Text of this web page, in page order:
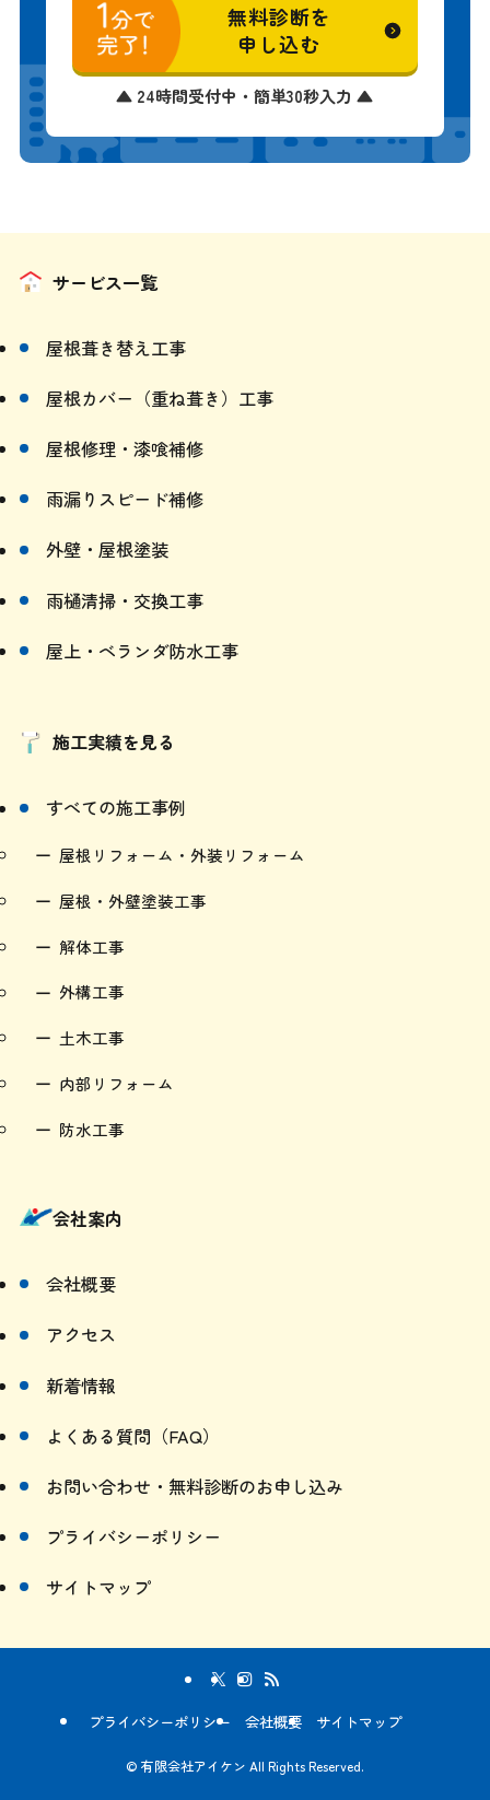
無料診断を
申し込む
▲ 24時間受付中・簡単30秒入力 ▲
サービス一覧
屋根葺き替え工事
屋根カバー（重ね葺き）工事
屋根修理・漆喰補修
雨漏りスピード補修
外壁・屋根塗装
雨樋清掃・交換工事
屋上・ベランダ防水工事
施工実績を見る
すべての施工事例
屋根リフォーム・外装リフォーム
屋根・外壁塗装工事
解体工事
外構工事
土木工事
内部リフォーム
防水工事
会社案内
会社概要
アクセス
新着情報
よくある質問（FAQ）
お問い合わせ・無料診断のお申し込み
プライバシーポリシー
サイトマップ
プライバシーポリシー 会社概要 サイトマップ
© 有限会社アイケン All Rights Reserved.